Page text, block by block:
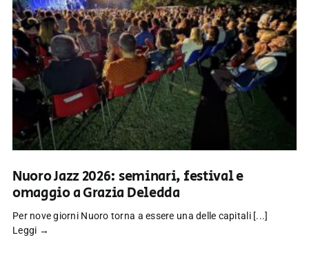
Nuoro Jazz 2026: seminari, festival e
omaggio a Grazia Deledda
Per nove giorni Nuoro torna a essere una delle capitali [...]
Leggi →